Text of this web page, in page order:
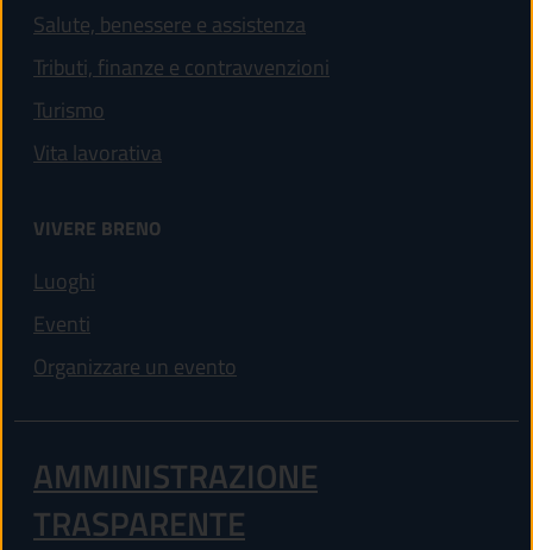
Salute, benessere e assistenza
Tributi, finanze e contravvenzioni
Turismo
Vita lavorativa
VIVERE BRENO
Luoghi
Eventi
Organizzare un evento
AMMINISTRAZIONE
TRASPARENTE